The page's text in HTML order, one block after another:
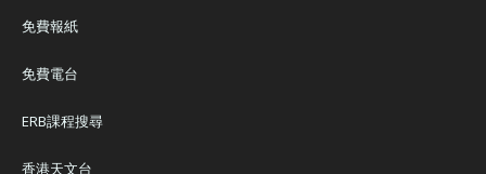
免費報紙
免費電台
ERB課程搜尋
香港天文台